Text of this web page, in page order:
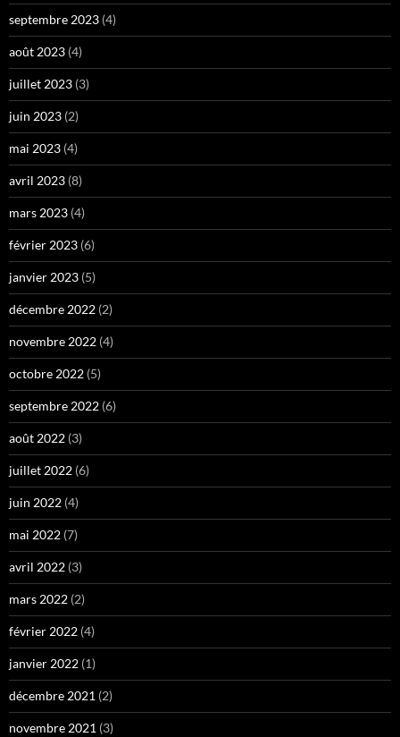
septembre 2023 (4)
août 2023 (4)
juillet 2023 (3)
juin 2023 (2)
mai 2023 (4)
avril 2023 (8)
mars 2023 (4)
février 2023 (6)
janvier 2023 (5)
décembre 2022 (2)
novembre 2022 (4)
octobre 2022 (5)
septembre 2022 (6)
août 2022 (3)
juillet 2022 (6)
juin 2022 (4)
mai 2022 (7)
avril 2022 (3)
mars 2022 (2)
février 2022 (4)
janvier 2022 (1)
décembre 2021 (2)
novembre 2021 (3)